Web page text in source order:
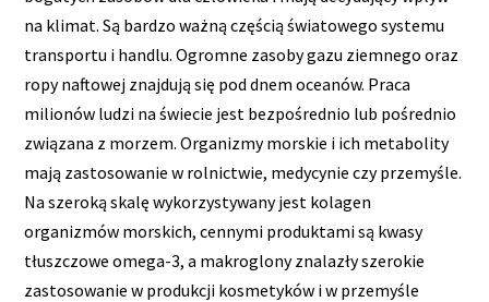
na klimat. Są bardzo ważną częścią światowego systemu
transportu i handlu. Ogromne zasoby gazu ziemnego oraz
ropy naftowej znajdują się pod dnem oceanów. Praca
milionów ludzi na świecie jest bezpośrednio lub pośrednio
związana z morzem. Organizmy morskie i ich metabolity
mają zastosowanie w rolnictwie, medycynie czy przemyśle.
Na szeroką skalę wykorzystywany jest kolagen
organizmów morskich, cennymi produktami są kwasy
tłuszczowe omega-3, a makroglony znalazły szerokie
zastosowanie w produkcji kosmetyków i w przemyśle